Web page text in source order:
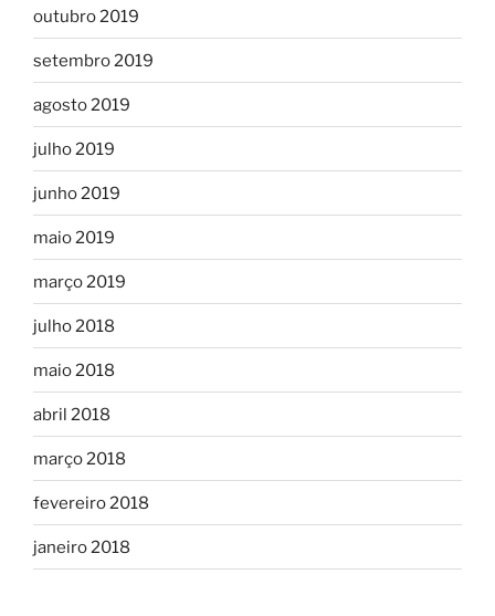
outubro 2019
setembro 2019
agosto 2019
julho 2019
junho 2019
maio 2019
março 2019
julho 2018
maio 2018
abril 2018
março 2018
fevereiro 2018
janeiro 2018